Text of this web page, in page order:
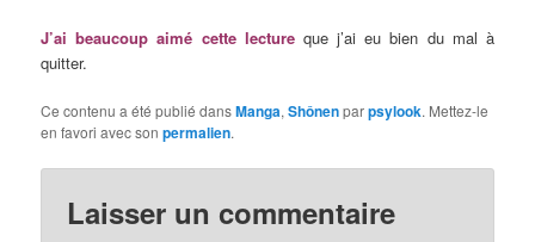
J’ai beaucoup aimé cette lecture que j’ai eu bien du mal à
quitter.
Ce contenu a été publié dansManga,Shônenparpsylook. Mettez-le
en favori avec sonpermalien.
Laisser un commentaire